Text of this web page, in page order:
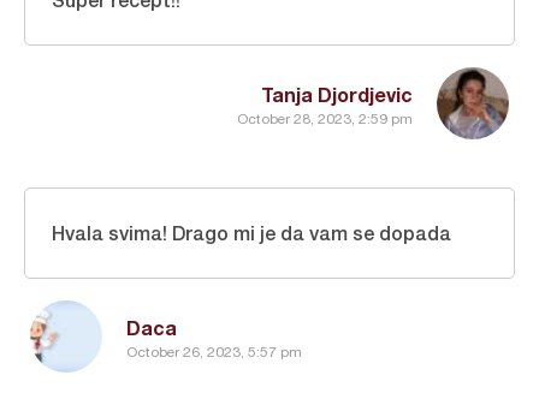
Tanja Djordjevic
October 28, 2023, 2:59 pm
Daca
October 26, 2023, 5:57 pm
Hvala svima! Drago mi je da vam se dopada